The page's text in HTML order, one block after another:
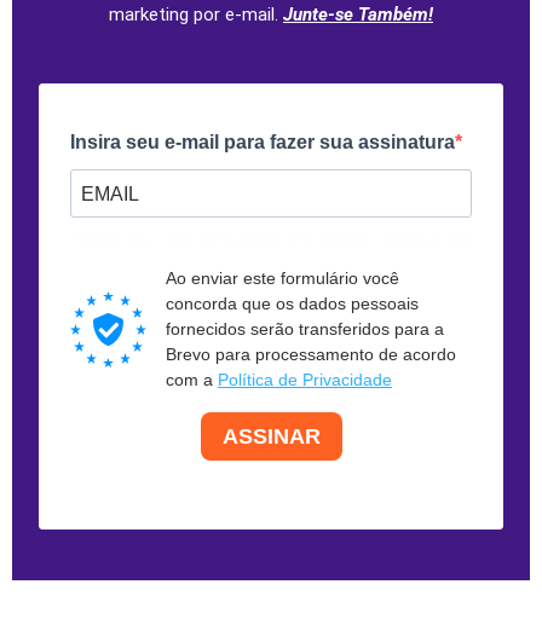
marketing por e-mail. Junte-se Também!
Insira seu e-mail para fazer sua assinatura
Ao enviar este formulário você
concorda que os dados pessoais
fornecidos serão transferidos para a
Brevo para processamento de acordo
com a Política de Privacidade
ASSINAR